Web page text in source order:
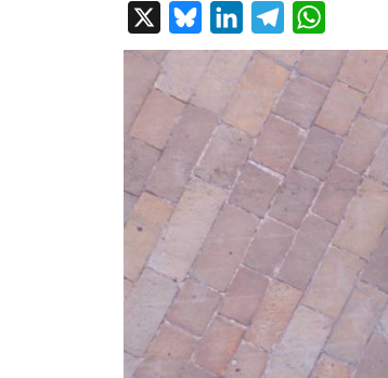
BlueskyLinkedInTelegram